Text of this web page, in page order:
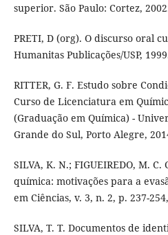
superior. São Paulo: Cortez,
PRETI, D (org). O discurso oral
Humanitas Publicações/USP,
RITTER, G. F. Estudo sobre
Curso de Licenciatura em
(Graduação em Química) -
Grande do Sul, Porto Alegre,
SILVA, K. N.; FIGUEIREDO, M.
química: motivações para a
em Ciências, v. 3, n. 2, p. 237-
SILVA, T. T. Documentos de